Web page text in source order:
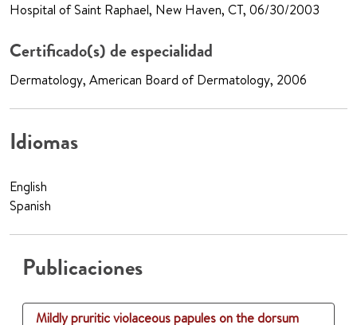
Hospital of Saint Raphael, New Haven, CT, 06/30/2003
Certificado(s) de especialidad
Dermatology, American Board of Dermatology, 2006
Idiomas
English
Spanish
Publicaciones
Mildly pruritic violaceous papules on the dorsum